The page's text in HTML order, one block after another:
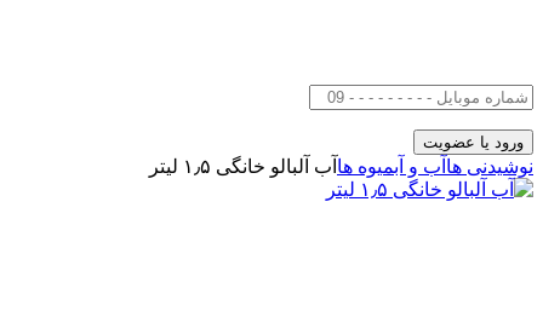
نوشیدنی ها آب و آبمیوه ها آب آلبالو خانگی ۱٫۵ لیتر